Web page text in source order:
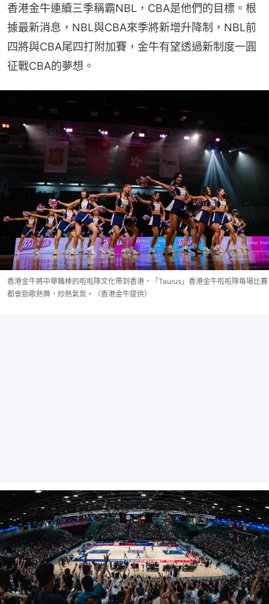
香港金牛連續三季稱霸NBL，CBA是他們的目標。根
據最新消息，NBL與CBA來季將新增升降制，NBL前
四將與CBA尾四打附加賽，金牛有望透過新制度一圓
征戰CBA的夢想。
香港金牛將中華職棒的啦啦隊文化帶到香港，「Taurus」香港金牛啦啦隊每場比賽
都會勁歌熱舞，炒熱氣氛。（香港金牛提供）